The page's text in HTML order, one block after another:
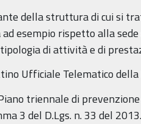
della struttura di cui si
esempio rispetto alla
di attività e di
Ufficiale Telematico della
triennale di
3 del D.Lgs. n. 33 del 2013.